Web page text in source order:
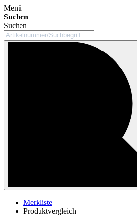
Menü
Suchen
Suchen
Merkliste
Produktvergleich